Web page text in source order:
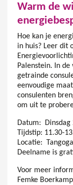
Warm de
Hoe kan je
in huis? Leer dit
Palenstein. In
getrainde
eenvoudige
consulenten
om uit te
Datum: Dinsdag
Tijdstip: 11.30-
Locatie:
Deelname is
Voor meer
Femke